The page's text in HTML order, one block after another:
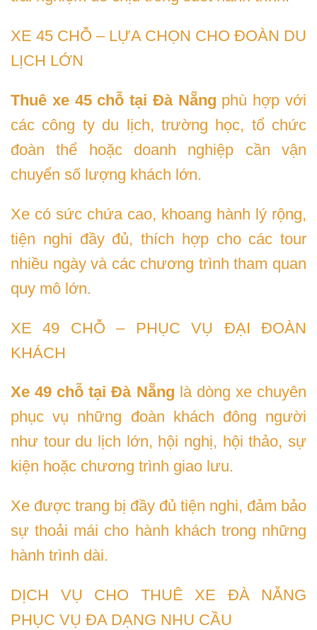
XE 45 CHỖ – LỰA CHỌN CHO ĐOÀN DU
LỊCH LỚN
Thuê xe 45 chỗ tại Đà Nẵng phù hợp với
các công ty du lịch, trường học, tổ chức
đoàn thể hoặc doanh nghiệp cần vận
chuyển số lượng khách lớn.
Xe có sức chứa cao, khoang hành lý rộng,
tiện nghi đầy đủ, thích hợp cho các tour
nhiều ngày và các chương trình tham quan
quy mô lớn.
XE 49 CHỖ – PHỤC VỤ ĐẠI ĐOÀN
KHÁCH
Xe 49 chỗ tại Đà Nẵng là dòng xe chuyên
phục vụ những đoàn khách đông người
như tour du lịch lớn, hội nghị, hội thảo, sự
kiện hoặc chương trình giao lưu.
Xe được trang bị đầy đủ tiện nghi, đảm bảo
sự thoải mái cho hành khách trong những
hành trình dài.
DỊCH VỤ CHO THUÊ XE ĐÀ NẴNG
PHỤC VỤ ĐA DẠNG NHU CẦU